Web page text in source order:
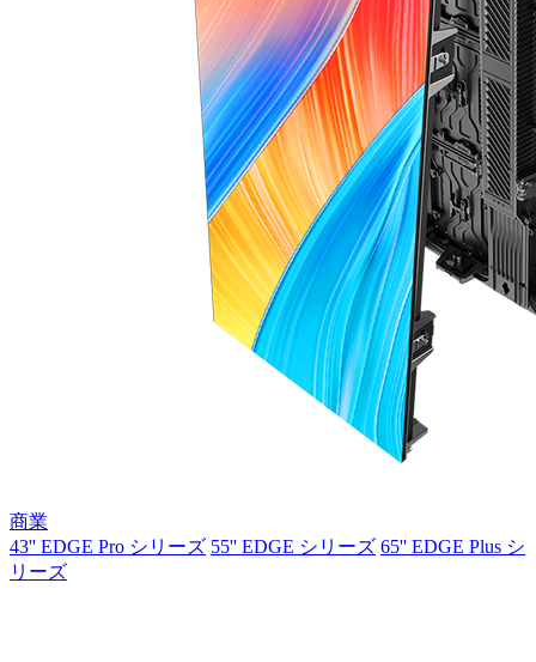
商業
43'' EDGE Pro シリーズ 55'' EDGE シリーズ 65'' EDGE Plus シ
リーズ